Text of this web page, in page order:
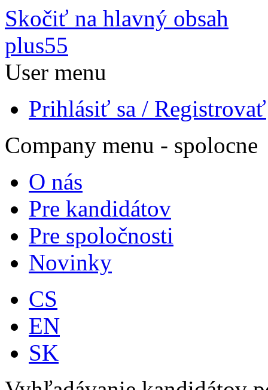
Skočiť na hlavný obsah
plus55
User menu
Prihlásiť sa / Registrovať
Company menu - spolocne
O nás
Pre kandidátov
Pre spoločnosti
Novinky
CS
EN
SK